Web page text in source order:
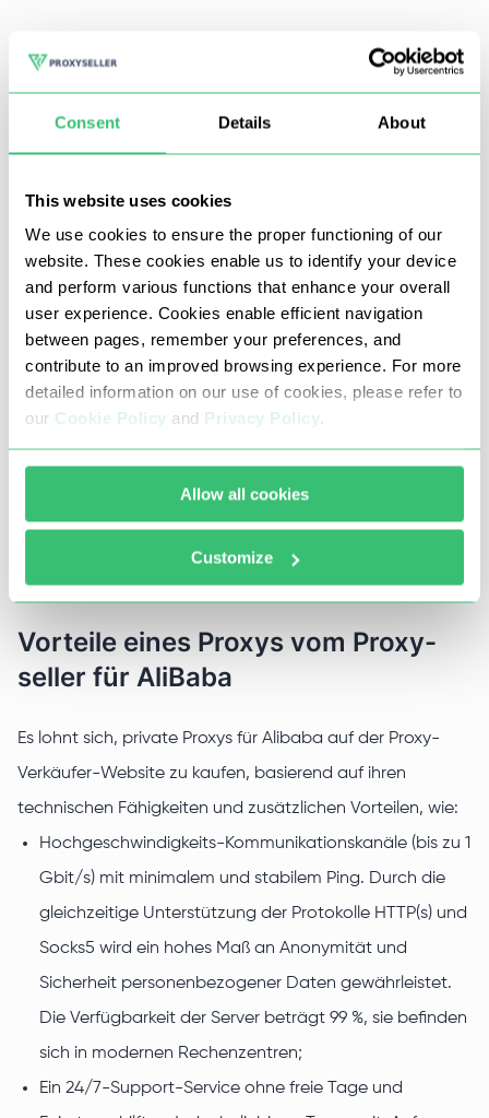
Consent Details About
This website uses cookies
We use cookies to ensure the proper functioning of our
website. These cookies enable us to identify your device
and perform various functions that enhance your overall
user experience. Cookies enable efficient navigation
between pages, remember your preferences, and
contribute to an improved browsing experience. For more
detailed information on our use of cookies, please refer to
our Cookie Policy and Privacy Policy.
Allow all cookies
Customize
AliBaba ist ein beliebter chinesischer Marktplatz, der mit
im Sturm erobert hat. Viele Verkäufer verwenden oft die
Prinzipien des Auktionshandels, um lokalisierte Rabatte
Die Verwendung von Proxy-Servern für den Zugriff auf
regionale Sperren, IP-Adressverbote und ISP-
Einschränkungen umgehen;
die richtigen Orte wählen, um geografische Rabatte
zu erhalten oder von Wechselkursunterschieden zu
profitieren;
Daten schnell und sicher scrapen;
Bots und andere spezialisierte Software verwenden;
eine unbegrenzte Anzahl von Geschäften eröffnen;
Vorteile eines Proxys vom Proxy-
seller für AliBaba
Es lohnt sich, private Proxys für Alibaba auf der Proxy-
Verkäufer-Website zu kaufen, basierend auf ihren
technischen Fähigkeiten und zusätzlichen Vorteilen, wie:
Hochgeschwindigkeits-Kommunikationskanäle (bis zu 1
Gbit/s) mit minimalem und stabilem Ping. Durch die
gleichzeitige Unterstützung der Protokolle HTTP(s) und
Socks5 wird ein hohes Maß an Anonymität und
Sicherheit personenbezogener Daten gewährleistet.
Die Verfügbarkeit der Server beträgt 99 %, sie befinden
sich in modernen Rechenzentren;
Ein 24/7-Support-Service ohne freie Tage und